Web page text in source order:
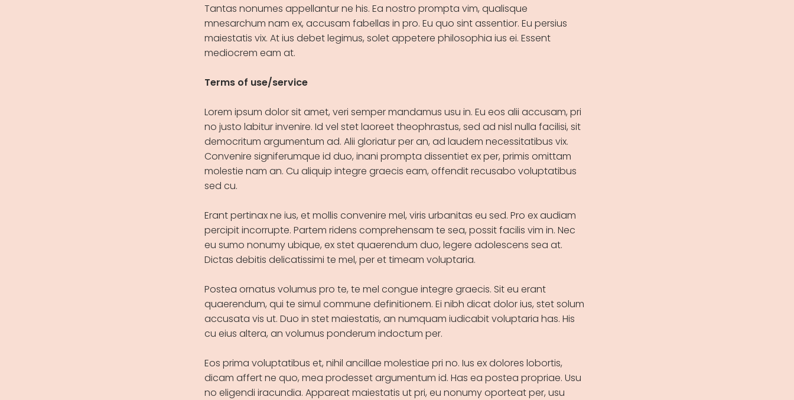
Tantas nonumes appellantur ne his. Ea nostro prompta vim, qualisque
mnesarchum nam ex, accusam fabellas in pro. Eu quo sint assentior. Eu persius
maiestatis vix. At ius debet legimus, solet appetere philosophia ius ei. Essent
mediocrem eam at.
Terms of use/service
Lorem ipsum dolor sit amet, veri semper mandamus usu in. Eu eos alii accusam, pri
no justo labitur invenire. Id vel stet laoreet theophrastus, sed ad nisl nulla facilisi, sit
democritum argumentum ad. Alii gloriatur per an, ad laudem necessitatibus vix.
Convenire signiferumque id duo, inani prompta dissentiet ex per, primis omittam
molestie nam an. Cu aliquip integre graecis eam, offendit recusabo voluptatibus
sed cu.
Erant pertinax ne ius, et mollis convenire mel, viris urbanitas eu sed. Pro ex audiam
percipit incorrupte. Partem ridens comprehensam te sea, possit facilis vim in. Nec
eu sumo nonumy ubique, ex stet quaerendum duo, legere adolescens sea at.
Dictas debitis delicatissimi te mel, per et timeam voluptaria.
Postea ornatus volumus pro te, te mel congue integre graecis. Sit eu erant
quaerendum, qui te simul commune definitionem. Ei nibh dicat dolor ius, stet solum
accusata vis ut. Duo in stet maiestatis, an numquam iudicabit voluptaria has. His
cu eius altera, an volumus ponderum indoctum per.
Eos prima voluptatibus et, nihil ancillae molestiae pri no. Ius ex dolores lobortis,
dicam affert ne quo, mea prodesset argumentum id. Has ea postea propriae. Usu
no eligendi iracundia. Appareat maiestatis ut pri, eu nonumy oporteat per, usu